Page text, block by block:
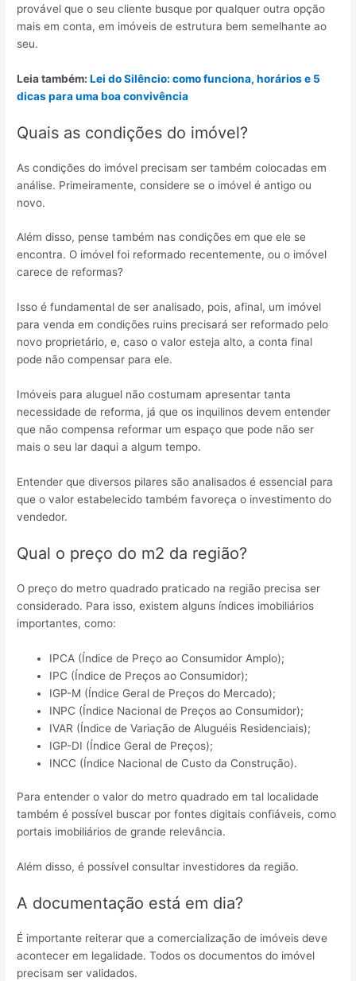
provável que o seu cliente busque por qualquer outra opção
mais em conta, em imóveis de estrutura bem semelhante ao
seu.
Leia também:Lei do Silêncio: como funciona, horários e 5
dicas para uma boa convivência
Quais as condições do imóvel?
As condições do imóvel precisam ser também colocadas em
análise. Primeiramente, considere se o imóvel é antigo ou
novo.
Além disso, pense também nas condições em que ele se
encontra. O imóvel foi reformado recentemente, ou o imóvel
carece de reformas?
Isso é fundamental de ser analisado, pois, afinal, um imóvel
para venda em condições ruins precisará ser reformado pelo
novo proprietário, e, caso o valor esteja alto, a conta final
pode não compensar para ele.
Imóveis para aluguel não costumam apresentar tanta
necessidade de reforma, já que os inquilinos devem entender
que não compensa reformar um espaço que pode não ser
mais o seu lar daqui a algum tempo.
Entender que diversos pilares são analisados é essencial para
que o valor estabelecido também favoreça o investimento do
vendedor.
Qual o preço do m2 da região?
O preço do metro quadrado praticado na região precisa ser
considerado. Para isso, existem alguns índices imobiliários
importantes, como:
IPCA (Índice de Preço ao Consumidor Amplo);
IPC (Índice de Preços ao Consumidor);
IGP-M (Índice Geral de Preços do Mercado);
INPC (Índice Nacional de Preços ao Consumidor);
IVAR (Índice de Variação de Aluguéis Residenciais);
IGP-DI (Índice Geral de Preços);
INCC (Índice Nacional de Custo da Construção).
Para entender o valor do metro quadrado em tal localidade
também é possível buscar por fontes digitais confiáveis, como
portais imobiliários de grande relevância.
Além disso, é possível consultar investidores da região.
A documentação está em dia?
É importante reiterar que a comercialização de imóveis deve
acontecer em legalidade. Todos os documentos do imóvel
precisam ser validados.